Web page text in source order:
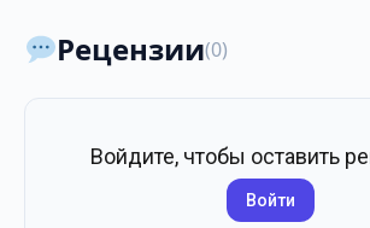
Рецензии(0)
Войдите, чтобы оставить
Войти